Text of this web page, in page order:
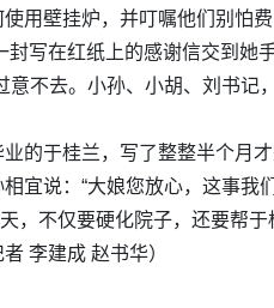
用壁挂炉，并叮嘱他们别怕
写在红纸上的感谢信交到她
意不去。小孙、小胡、刘书
的于桂兰，写了整整半个月才
宜说：“大娘您放心，这事我
不仅要硬化院子，还要帮
李建成 赵书华）